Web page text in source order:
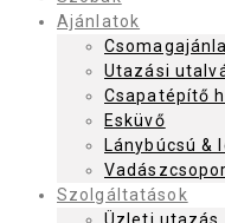
Ajánlatok
Utazási
Csapatépítő
Esküvő
Lánybúcsú &
Szolgáltatások